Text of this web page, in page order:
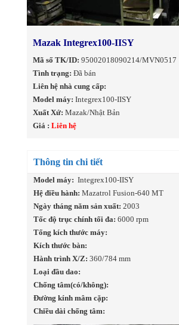
Mazak Integrex100-IISY
Mã số TK/ID: 95002018090214/MVN0517
Tình trạng: Đã bán
Liên hệ nhà cung cấp:
Model máy: Integrex100-IISY
Xuất Xứ: Mazak/Nhật Bản
Giá : Liên hệ
Thông tin chi tiết
Model máy: Integrex100-IISY
Hệ điều hành: Mazatrol Fusion-640 MT
Ngày tháng năm sản xuất: 2003
Tốc độ trục chính tối đa: 6000 rpm
Tổng kích thước máy:
Kích thước bàn:
Hành trình X/Z: 360/784 mm
Loại đầu dao:
Chống tâm(có/không):
Đường kính mâm cặp:
Chiều dài chống tâm: